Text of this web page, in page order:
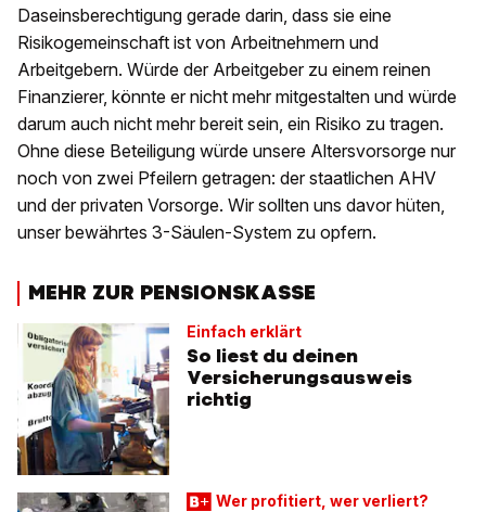
Daseinsberechtigung gerade darin, dass sie eine
Risikogemeinschaft ist von Arbeitnehmern und
Arbeitgebern. Würde der Arbeitgeber zu einem reinen
Finanzierer, könnte er nicht mehr mitgestalten und würde
darum auch nicht mehr bereit sein, ein Risiko zu tragen.
Ohne diese Beteiligung würde unsere Altersvorsorge nur
noch von zwei Pfeilern getragen: der staatlichen AHV
und der privaten Vorsorge. Wir sollten uns davor hüten,
unser bewährtes 3-Säulen-System zu opfern.
MEHR ZUR PENSIONSKASSE
Einfach erklärt
So liest du deinen
Versicherungsausweis
richtig
Wer profitiert, wer verliert?